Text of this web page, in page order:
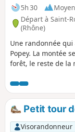
5h 30
Départ à Saint-
(Rhône)
Une randonnée
Popey. La montée
forêt, le reste de la
de Saint-Romain-
(en 2025), à la
Petit tour
Visorandonneur